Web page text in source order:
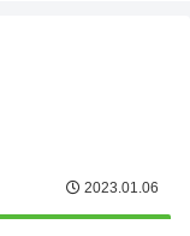
2023.01.06